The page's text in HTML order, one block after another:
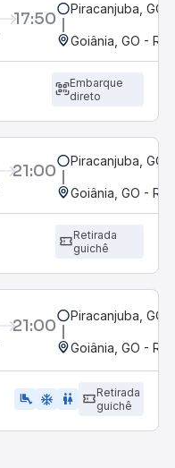
17:50 Piracanjuba, GO
Goiânia, GO -
Embarque
direto
21:00 Piracanjuba, GO
Goiânia, GO -
Retirada
guichê
21:00 Piracanjuba, GO
Goiânia, GO -
airline_seat_legroom_extra ac_unit wc
Retirada
guichê